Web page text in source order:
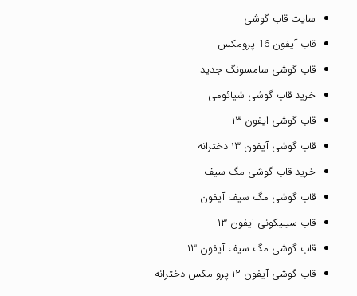
سایت قاب گوشی
قاب آیفون 16 پرومکس
قاب گوشی سامسونگ جدید
خرید قاب گوشی شیائومی
قاب گوشی ایفون ۱۳
قاب گوشی آیفون ۱۳ دخترانه
خرید قاب گوشی مگ سیف
قاب گوشی مگ سیف آیفون
قاب سیلیکونی ایفون ۱۳
قاب گوشی مگ سیف آیفون ۱۳
قاب گوشی آیفون ۱۲ پرو مکس دخترانه